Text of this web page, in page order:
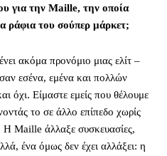
για την Maille, την οποία
ράφια του σούπερ μάρκετ;
ακόμα προνόμιο μιας ελίτ –
εσένα, εμένα και πολλών
όχι. Είμαστε εμείς που θέλουμε
το σε άλλο επίπεδο χωρίς
Maille άλλαξε συσκευασίες,
ένα όμως δεν έχει αλλάξει: η